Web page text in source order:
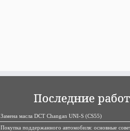
Последние
Замена масла DCT Changan UNI-S (CS55)
Покупка поддержанного автомобиля: основные